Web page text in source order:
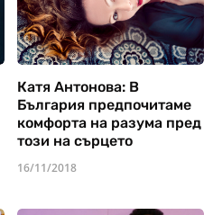
Катя Антонова: В
България предпочитаме
комфорта на разума пред
този на сърцето
16/11/2018